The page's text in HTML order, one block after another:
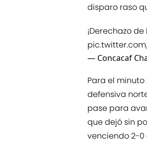
disparo raso
¡Derechazo
— Concacaf
Para el
defensiva
pase para
que dejó sin
venciendo 2-0